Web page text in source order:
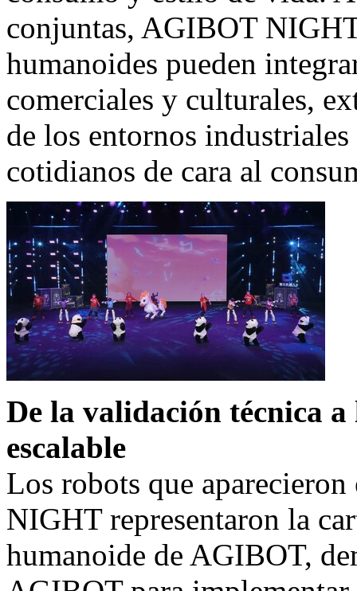
conjuntas, AGIBOT
humanoides pueden
comerciales y culturales,
de los entornos
cotidianos de cara al
De la validación técnica
escalable
Los robots que
NIGHT representaron la
humanoide de AGIBOT,